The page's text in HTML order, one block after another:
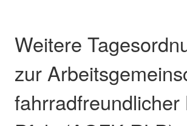
Weitere
zur